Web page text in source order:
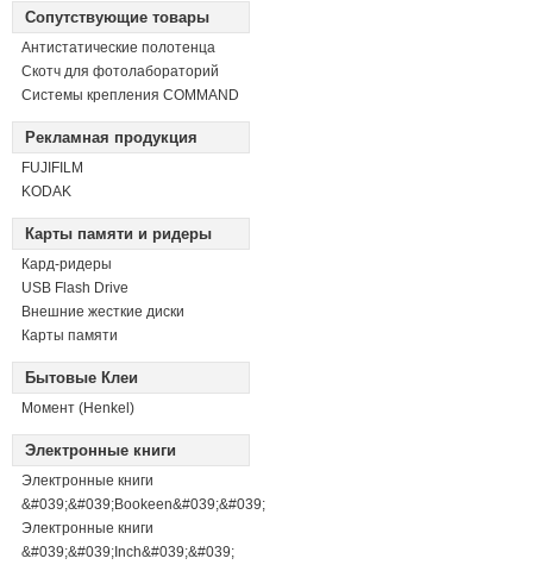
Сопутствующие товары
Антистатические полотенца
Скотч для фотолабораторий
Системы крепления COMMAND
Рекламная продукция
FUJIFILM
KODAK
Карты памяти и ридеры
Кард-ридеры
USB Flash Drive
Внешние жесткие диски
Карты памяти
Бытовые Клеи
Момент (Henkel)
Электронные книги
Электронные книги
&#039;&#039;Bookeen&#039;&#039;
Электронные книги
&#039;&#039;Inch&#039;&#039;